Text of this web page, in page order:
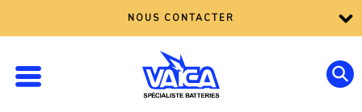
NOUS CONTACTER